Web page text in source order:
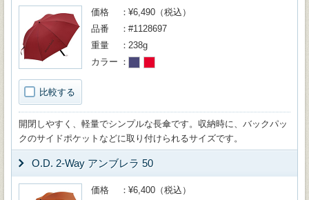
比較する
価格
¥6,490（税込）
品番
#1128697
重量
238g
カラー
開閉しやすく、軽量でシンプルな長傘です。収納時に、バックパッ
クのサイドポケットなどに取り付けられるサイズです。
O.D. 2-Way アンブレラ 50
価格
¥6,400（税込）